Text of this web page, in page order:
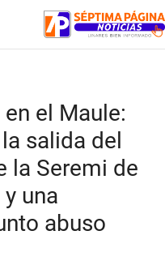
el Maule:
salida del
la Seremi de
una
abuso